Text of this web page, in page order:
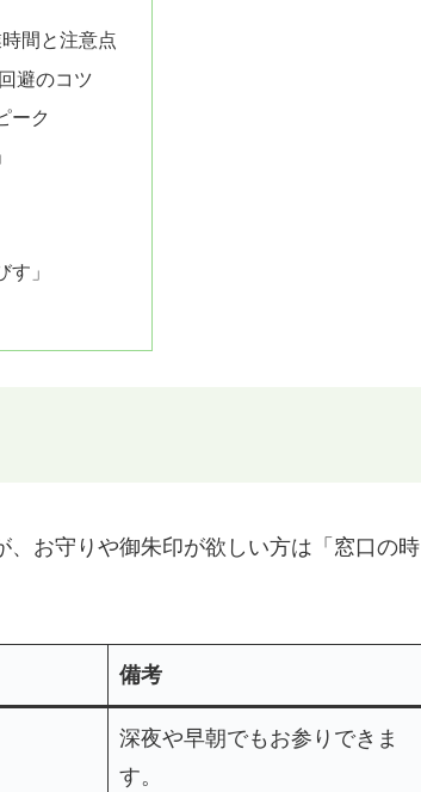
間と注意点
避のコツ
ーク
」
、お守りや御朱印が欲しい方は「窓口の時
備考
深夜や早朝でもお参りできま
す。